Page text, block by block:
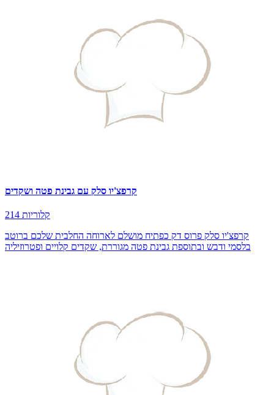
קרפצ'יו סלק עם גבינת פטה ושקדים
214 קלוריות
קרפצ'יו סלק פרוס דק כפתיח מושלם לארוחה החלבית שלכם ברוטב
בלסמי ודבש ובתוספת גבינת פטה מגוררת, שקדים קלויים ופטרוזיליה